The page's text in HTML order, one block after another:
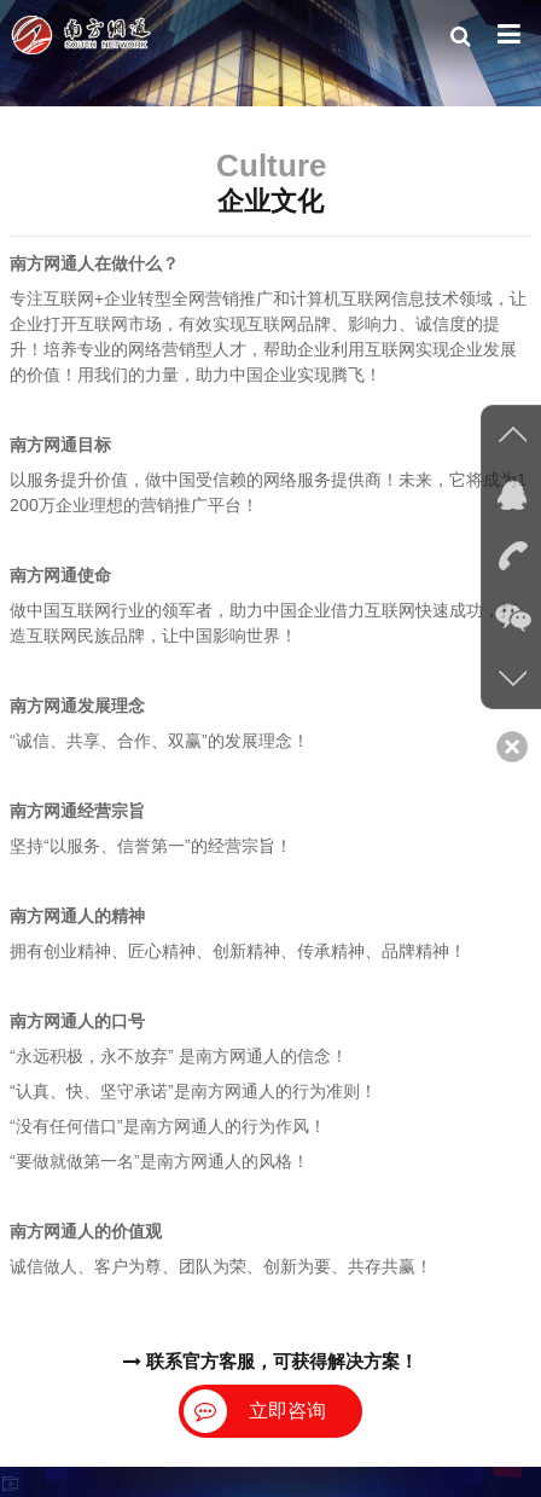
Culture
企业文化
南方网通人在做什么？
专注互联网+企业转型全网营销推广和计算机互联网信息技术领域，让
企业打开互联网市场，有效实现互联网品牌、影响力、诚信度的提
升！培养专业的网络营销型人才，帮助企业利用互联网实现企业发展
的价值！用我们的力量，助力中国企业实现腾飞！
南方网通目标
以服务提升价值，做中国受信赖的网络服务提供商！未来，它将成为1
200万企业理想的营销推广平台！
南方网通使命
做中国互联网行业的领军者，助力中国企业借力互联网快速成功，打
造互联网民族品牌，让中国影响世界！
南方网通发展理念
“诚信、共享、合作、双赢”的发展理念！
南方网通经营宗旨
坚持“以服务、信誉第一”的经营宗旨！
南方网通人的精神
拥有创业精神、匠心精神、创新精神、传承精神、品牌精神！
南方网通人的口号
“永远积极，永不放弃” 是南方网通人的信念！
“认真、快、坚守承诺”是南方网通人的行为准则！
“没有任何借口”是南方网通人的行为作风！
“要做就做第一名”是南方网通人的风格！
南方网通人的价值观
诚信做人、客户为尊、团队为荣、创新为要、共存共赢！
联系官方客服，可获得解决方案！
立即咨询